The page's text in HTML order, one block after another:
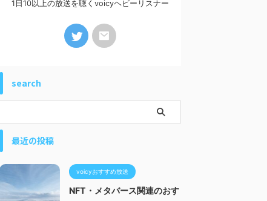
1日10以上の放送を聴くvoicyヘビーリスナー
search
最近の投稿
voicyおすすめ放送
NFT・メタバース関連のおす